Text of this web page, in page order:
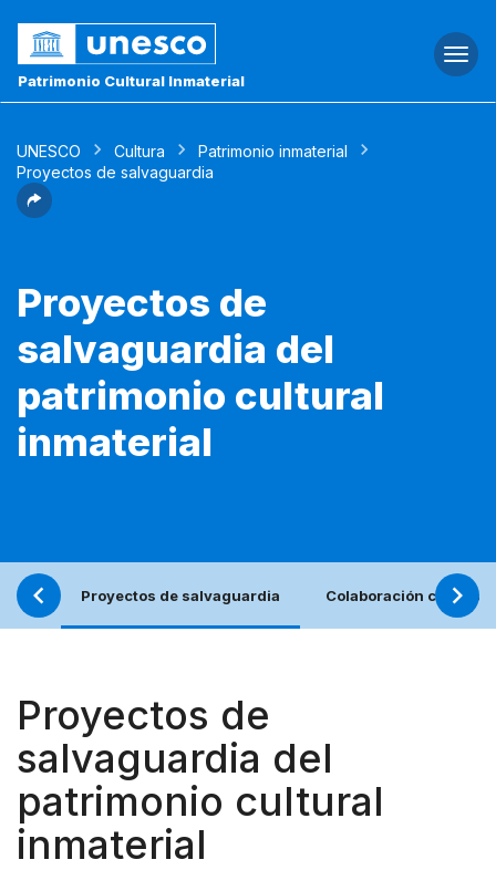
Patrimonio Cultural Inmaterial
UNESCO Cultura
Patrimonio inmaterial
Proyectos de salvaguardia
Proyectos de
salvaguardia del
patrimonio cultural
inmaterial
Proyectos de salvaguardia Colaboración con los
Proyectos de
salvaguardia del
patrimonio cultural
inmaterial